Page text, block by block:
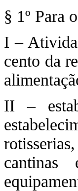
§ 1º Para
I –
cento da
II –